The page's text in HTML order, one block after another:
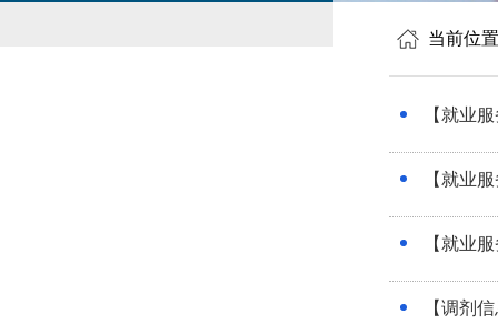
当前位
【就业
【就业
【就业
【调剂